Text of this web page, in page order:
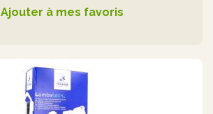
Ajouter à mes favoris